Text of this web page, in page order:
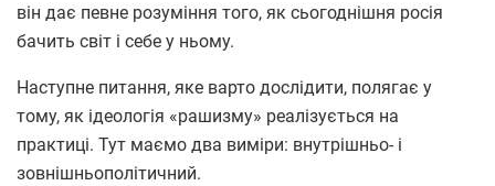
він дає певне розуміння того, як сьогоднішня росія
бачить світ і себе у ньому.
Наступне питання, яке варто дослідити, полягає у
тому, як ідеологія «рашизму» реалізується на
практиці. Тут маємо два виміри: внутрішньо- і
зовнішньополітичний.